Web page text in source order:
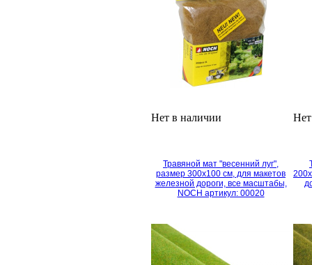
Нет в наличии
Травяной мат "весенний луг",
размер 300х100 см, для макетов
железной дороги, все масштабы,
NOCH артикул: 00020